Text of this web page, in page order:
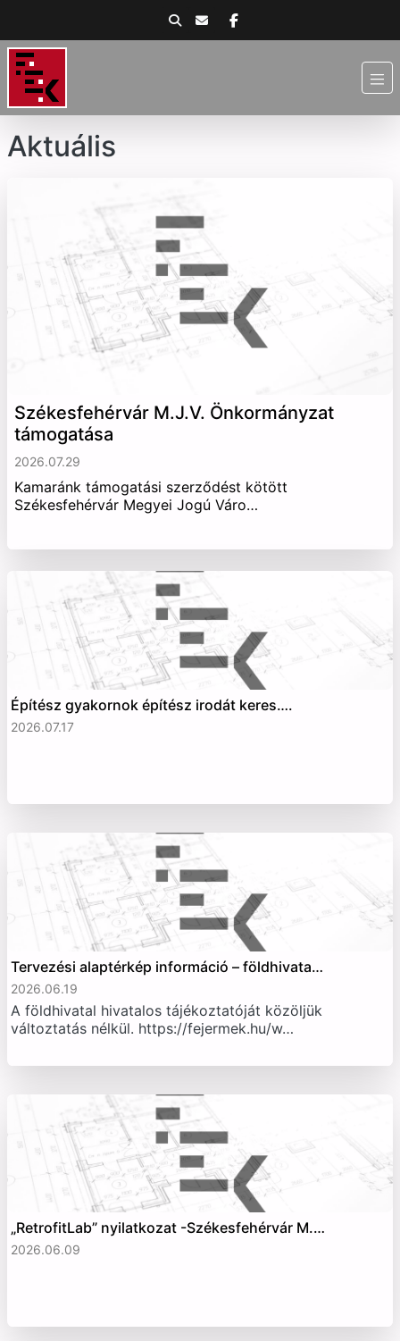
Aktuális
Székesfehérvár M.J.V. Önkormányzat
támogatása
2026.07.29
Kamaránk támogatási szerződést kötött
Székesfehérvár Megyei Jogú Váro…
Építész gyakornok építész irodát keres….
2026.07.17
Tervezési alaptérkép információ – földhivata…
2026.06.19
A földhivatal hivatalos tájékoztatóját közöljük
változtatás nélkül. https://fejermek.hu/w…
„RetrofitLab” nyilatkozat -Székesfehérvár M.…
2026.06.09